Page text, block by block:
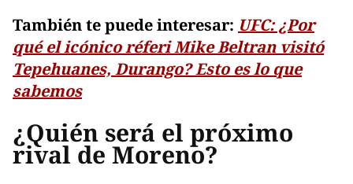
También te puede interesar: UFC: ¿Por
qué el icónico réferi Mike Beltran visitó
Tepehuanes, Durango? Esto es lo que
sabemos
¿Quién será el próximo
rival de Moreno?